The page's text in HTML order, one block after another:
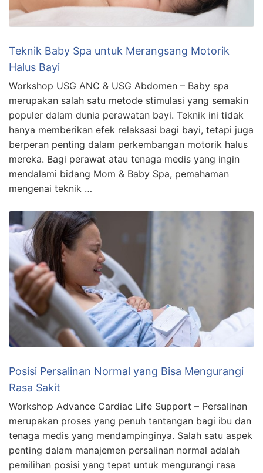
Teknik Baby Spa untuk Merangsang Motorik
Halus Bayi
Workshop USG ANC & USG Abdomen – Baby spa
merupakan salah satu metode stimulasi yang semakin
populer dalam dunia perawatan bayi. Teknik ini tidak
hanya memberikan efek relaksasi bagi bayi, tetapi juga
berperan penting dalam perkembangan motorik halus
mereka. Bagi perawat atau tenaga medis yang ingin
mendalami bidang Mom & Baby Spa, pemahaman
mengenai teknik …
Posisi Persalinan Normal yang Bisa Mengurangi
Rasa Sakit
Workshop Advance Cardiac Life Support – Persalinan
merupakan proses yang penuh tantangan bagi ibu dan
tenaga medis yang mendampinginya. Salah satu aspek
penting dalam manajemen persalinan normal adalah
pemilihan posisi yang tepat untuk mengurangi rasa